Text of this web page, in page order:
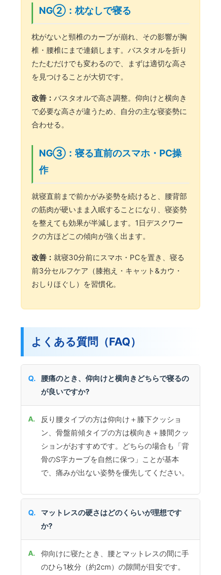
NG②：枕なしで寝る
枕がないと頸椎のカーブが崩れ、その影響が胸
椎・腰椎にまで連鎖します。バスタオルを折り
たたむだけでも変わるので、まずは適切な高さ
を見つけることが大切です。
改善：バスタオルで高さ調整。仰向けと横向き
で必要な高さが違うため、自分の主な寝姿勢に
合わせる。
NG③：寝る直前のスマホ・PC操
作
就寝直前まで前かがみ姿勢を続けると、腰背部
の筋肉が硬いまま入眠することになり、寝姿勢
を整えても効果が半減します。1日デスクワー
クの方ほどこの傾向が強く出ます。
改善：就寝30分前にスマホ・PCを置き、寝る
前3分セルフケア（膝抱え・キャット&カウ・
おしりほぐし）を習慣化。
よくある質問（FAQ）
腰痛のとき、仰向けと横向きどちらで寝るの
が良いですか?
反り腰タイプの方は仰向け＋膝下クッショ
ン、骨盤前傾タイプの方は横向き＋膝間クッ
ションがおすすめです。どちらの場合も「背
骨のS字カーブを自然に保つ」ことが基本
で、痛みが出ない姿勢を優先してください。
マットレスの硬さはどのくらいが理想です
か?
仰向けに寝たとき、腰とマットレスの間に手
のひら1枚分（約2cm）の隙間が目安です。